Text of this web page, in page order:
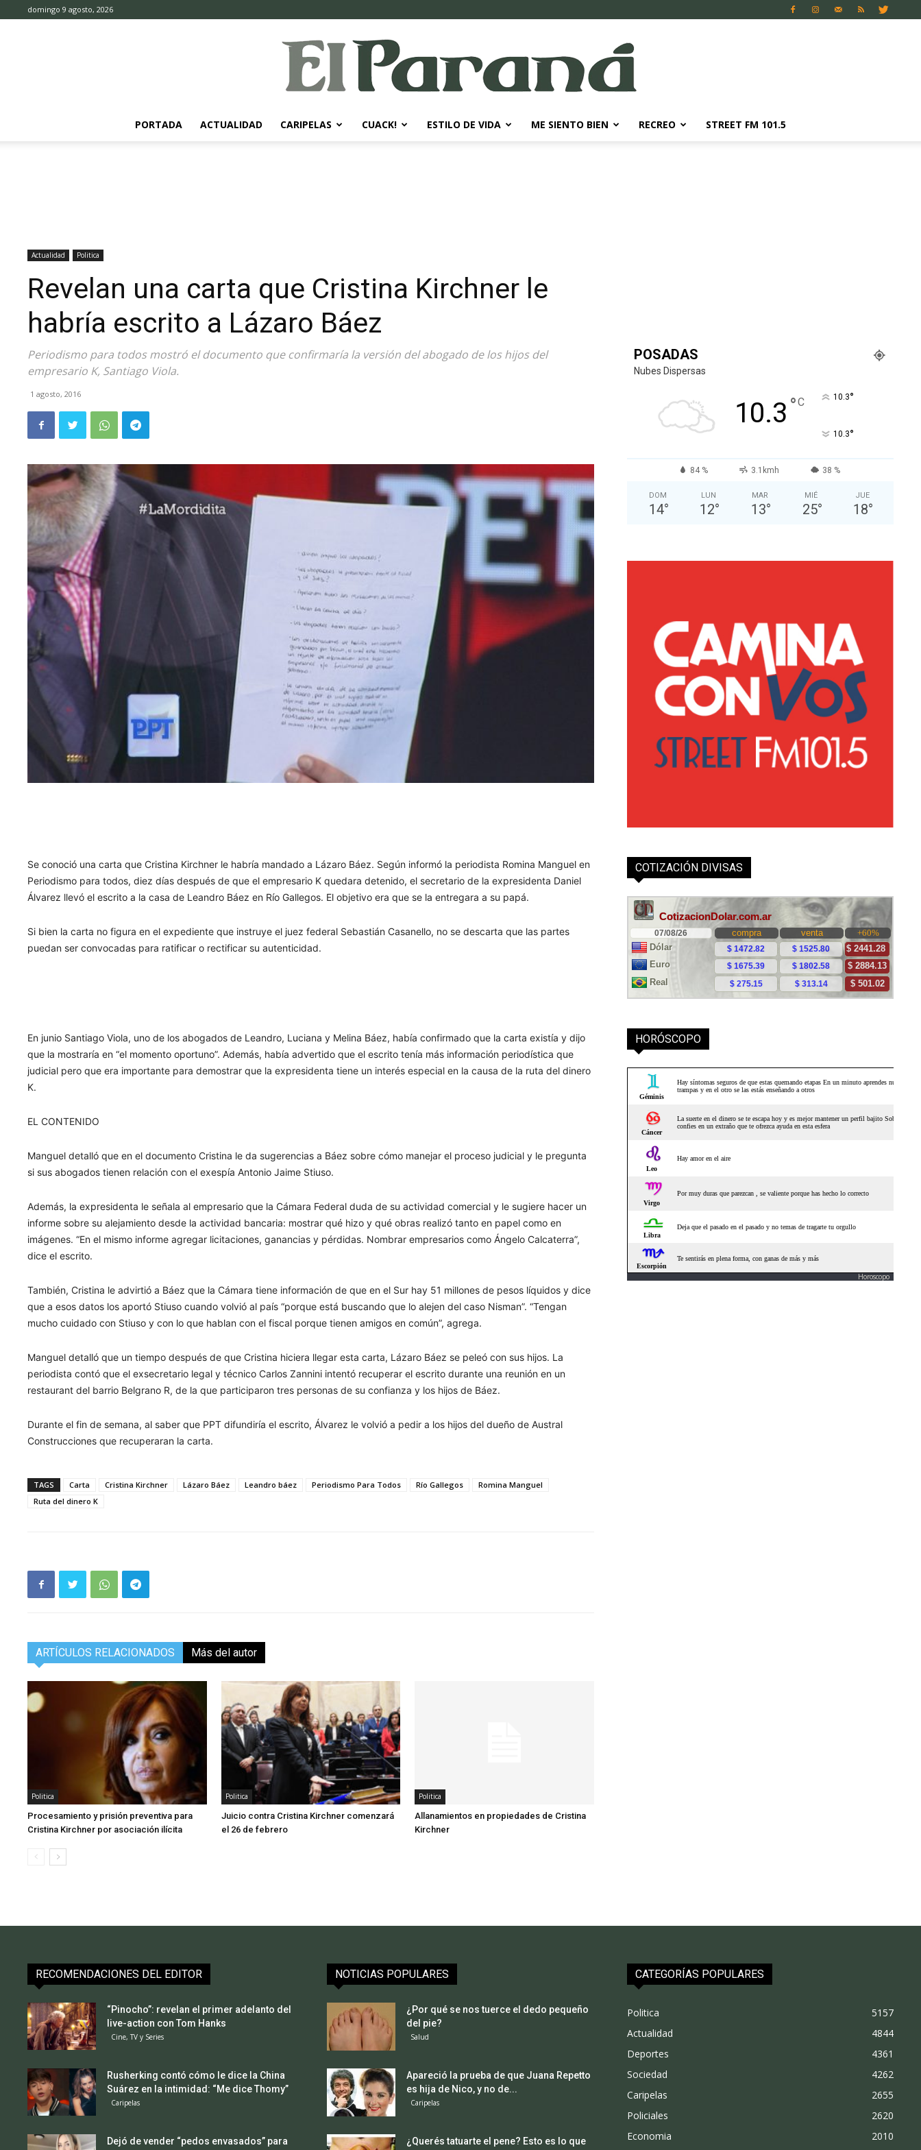
domingo 9 agosto, 2026
PORTADA ACTUALIDAD CARIPELAS CUACK! ESTILO DE VIDA ME SIENTO BIEN RECREO STREET FM 101.5
Actualidad Politica
Revelan una carta que Cristina Kirchner le
habría escrito a Lázaro Báez
Periodismo para todos mostró el documento que confirmaría la versión del abogado de los hijos del
empresario K, Santiago Viola.
1 agosto, 2016
Se conoció una carta que Cristina Kirchner le habría mandado a Lázaro Báez. Según informó la periodista Romina Manguel en
Periodismo para todos, diez días después de que el empresario K quedara detenido, el secretario de la expresidenta Daniel
Álvarez llevó el escrito a la casa de Leandro Báez en Río Gallegos. El objetivo era que se la entregara a su papá.
Si bien la carta no figura en el expediente que instruye el juez federal Sebastián Casanello, no se descarta que las partes
puedan ser convocadas para ratificar o rectificar su autenticidad.
En junio Santiago Viola, uno de los abogados de Leandro, Luciana y Melina Báez, había confirmado que la carta existía y dijo
que la mostraría en “el momento oportuno”. Además, había advertido que el escrito tenía más información periodística que
judicial pero que era importante para demostrar que la expresidenta tiene un interés especial en la causa de la ruta del dinero
K.
EL CONTENIDO
Manguel detalló que en el documento Cristina le da sugerencias a Báez sobre cómo manejar el proceso judicial y le pregunta
si sus abogados tienen relación con el exespía Antonio Jaime Stiuso.
Además, la expresidenta le señala al empresario que la Cámara Federal duda de su actividad comercial y le sugiere hacer un
informe sobre su alejamiento desde la actividad bancaria: mostrar qué hizo y qué obras realizó tanto en papel como en
imágenes. “En el mismo informe agregar licitaciones, ganancias y pérdidas. Nombrar empresarios como Ángelo Calcaterra”,
dice el escrito.
También, Cristina le advirtió a Báez que la Cámara tiene información de que en el Sur hay 51 millones de pesos líquidos y dice
que a esos datos los aportó Stiuso cuando volvió al país “porque está buscando que lo alejen del caso Nisman”. “Tengan
mucho cuidado con Stiuso y con lo que hablan con el fiscal porque tienen amigos en común”, agrega.
Manguel detalló que un tiempo después de que Cristina hiciera llegar esta carta, Lázaro Báez se peleó con sus hijos. La
periodista contó que el exsecretario legal y técnico Carlos Zannini intentó recuperar el escrito durante una reunión en un
restaurant del barrio Belgrano R, de la que participaron tres personas de su confianza y los hijos de Báez.
Durante el fin de semana, al saber que PPT difundiría el escrito, Álvarez le volvió a pedir a los hijos del dueño de Austral
Construcciones que recuperaran la carta.
TAGS Carta Cristina Kirchner Lázaro Báez Leandro báez Periodismo Para Todos Río Gallegos
Romina Manguel
Ruta del dinero K
ARTÍCULOS RELACIONADOS Más del autor
Politica
Procesamiento y prisión preventiva para
Cristina Kirchner por asociación ilícita
Politica
Juicio contra Cristina Kirchner comenzará
el 26 de febrero
Politica
Allanamientos en propiedades de Cristina
Kirchner
POSADAS
Nubes Dispersas
10.3 °C 10.3°
10.3°
84 % 3.1kmh 38 %
DOM
14°
LUN
12°
MAR
13°
MIÉ
25°
JUE
18°
COTIZACIÓN DIVISAS
HORÓSCOPO
Horoscopo
RECOMENDACIONES DEL EDITOR
“Pinocho”: revelan el primer adelanto del
live-action con Tom Hanks
Cine, TV y Series
Rusherking contó cómo le dice la China
Suárez en la intimidad: “Me dice Thomy”
Caripelas
Dejó de vender “pedos envasados” para
NOTICIAS POPULARES
¿Por qué se nos tuerce el dedo pequeño
del pie?
Salud
Apareció la prueba de que Juana Repetto
es hija de Nico, y no de...
Caripelas
¿Querés tatuarte el pene? Esto es lo que
CATEGORÍAS POPULARES
Politica
5157
Actualidad
4844
Deportes
4361
Sociedad
4262
Caripelas
2655
Policiales
2620
Economia
2010